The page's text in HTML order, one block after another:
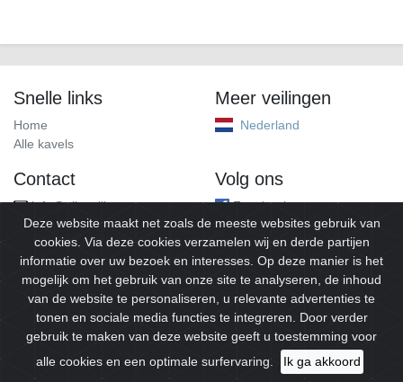
Snelle links
Home
Alle kavels
Meer veilingen
Nederland
Contact
info@alleveilingen.net
Volg ons
Facebook
© 2026Alleveilingen.Alle rechten voorbehouden.
Deze website maakt net zoals de meeste websites gebruik van
cookies. Via deze cookies verzamelen wij en derde partijen
informatie over uw bezoek en interesses. Op deze manier is het
mogelijk om het gebruik van onze site te analyseren, de inhoud
van de website te personaliseren, u relevante advertenties te
tonen en sociale media functies te integreren. Door verder
gebruik te maken van deze website geeft u toestemming voor
alle cookies en een optimale surfervaring.
Ik ga akkoord